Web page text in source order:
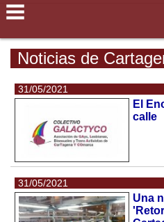
Noticias de
31/05/2021
El
calle
31/05/2021
Una